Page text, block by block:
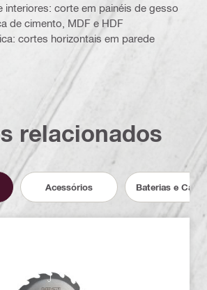
interiores: corte em painéis de gesso
de cimento, MDF e HDF
cortes horizontais em parede
relacionados
Acessórios Baterias e